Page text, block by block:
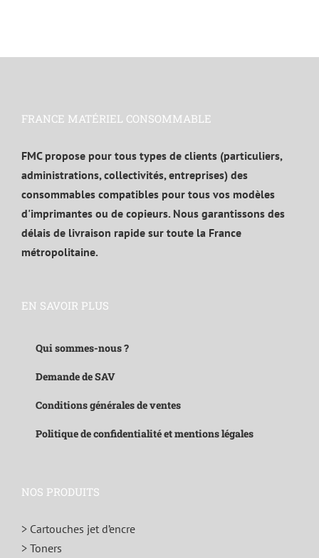
FRANCE MATÉRIEL CONSOMMABLE
FMC propose pour tous types de clients (particuliers,
administrations, collectivités, entreprises) des
consommables compatibles pour tous vos modèles
d'imprimantes ou de copieurs. Nous garantissons des
délais de livraison rapide sur toute la France
métropolitaine.
EN SAVOIR PLUS
Qui sommes-nous ?
Demande de SAV
Conditions générales de ventes
Politique de confidentialité et mentions légales
NOS PRODUITS
> Cartouches jet d’encre
> Toners